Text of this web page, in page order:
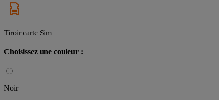
Tiroir carte Sim
Choisissez une couleur :
Noir